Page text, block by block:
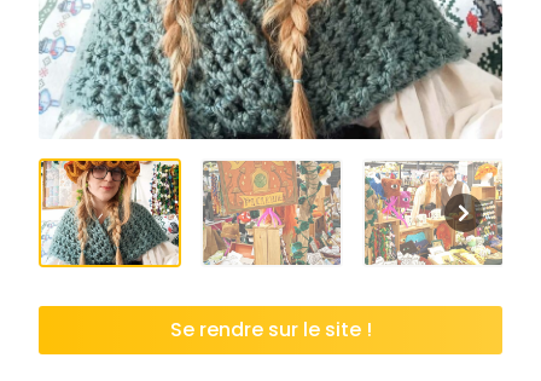
Se rendre sur le site !